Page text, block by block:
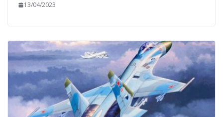
13/04/2023